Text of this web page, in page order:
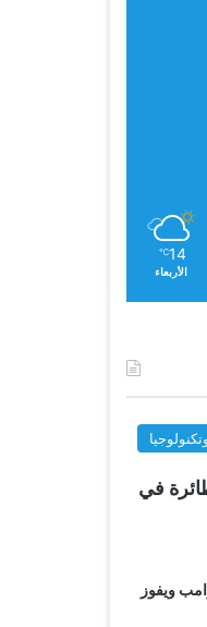
14
℃
الأربعاء
في
ويفوز